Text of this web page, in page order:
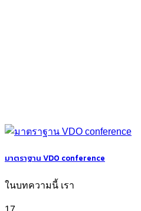
มาตราฐาน VDO conference
ในบทความนี้ เรา